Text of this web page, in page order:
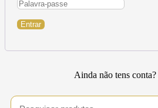
Entrar
Ainda não tens conta?